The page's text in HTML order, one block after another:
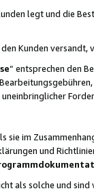
legt und die
Kunden
“ entsprechen den
im
und
als solche und sind